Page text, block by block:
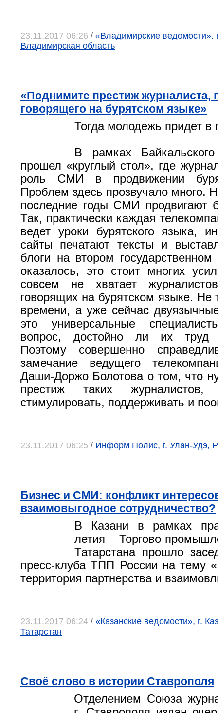
23.11.2017 06:26 / «Владимирские ведомости»,
Владимирская область
«Поднимите престиж журналиста,
говорящего на бурятском языке»
Тогда молодежь придет в
В рамках
прошел «круглый стол», где
роль СМИ в продвижении
Проблем здесь прозвучало много.
последние годы СМИ продвигают
Так, практически каждая
ведет уроки бурятского языка,
сайты печатают тексты и
блоги на втором
оказалось, это стоит многих
совсем не хватает
говорящих на бурятском языке. Не
времени, а уже сейчас
это универсальные
вопрос, достойно ли их труд
Поэтому совершенно
замечание ведущего
Даши-Доржо Болотова о том, что
престиж таких
стимулировать, поддерживать и
23.11.2017 06:25 / Информ Полис, г. Улан-Удэ,
Бизнес и СМИ: конфликт
взаимовыгодное сотрудничество?
В Казани в рамках
летия Торгово-
Татарстана прошло
пресс-клуба ТПП России на тему
территория партнерства и
23.11.2017 06:24 / «Казанские ведомости», г.
Татарстан
Своё слово в истории Ставрополя
Отделением Союза